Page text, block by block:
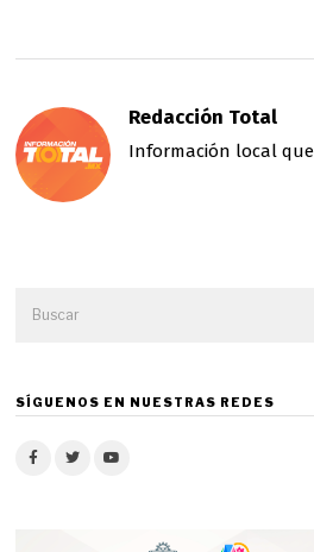
Redacción Total
Información local
SÍGUENOS EN NUESTRAS REDES